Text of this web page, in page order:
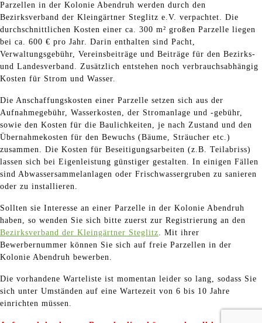
Parzellen in der Kolonie Abendruh werden durch den
Bezirksverband der Kleingärtner Steglitz e.V. verpachtet. Die
durchschnittlichen Kosten einer ca. 300 m² großen Parzelle liegen
bei ca. 600 € pro Jahr. Darin enthalten sind Pacht,
Verwaltungsgebühr, Vereinsbeiträge und Beiträge für den Bezirks-
und Landesverband. Zusätzlich entstehen noch verbrauchsabhängig
Kosten für Strom und Wasser.
Die Anschaffungskosten einer Parzelle setzen sich aus der
Aufnahmegebühr, Wasserkosten, der Stromanlage und -gebühr,
sowie den Kosten für die Baulichkeiten, je nach Zustand und den
Übernahmekosten für den Bewuchs (Bäume, Sträucher etc.)
zusammen. Die Kosten für Beseitigungsarbeiten (z.B. Teilabriss)
lassen sich bei Eigenleistung günstiger gestalten. In einigen Fällen
sind Abwassersammelanlagen oder Frischwassergruben zu sanieren
oder zu installieren.
Sollten sie Interesse an einer Parzelle in der Kolonie Abendruh
haben, so wenden Sie sich bitte zuerst zur Registrierung an den
Bezirksverband der Kleingärtner Steglitz. Mit ihrer
Bewerbernummer können Sie sich auf freie Parzellen in der
Kolonie Abendruh bewerben.
Die vorhandene Warteliste ist momentan leider so lang, sodass Sie
sich unter Umständen auf eine Wartezeit von 6 bis 10 Jahre
einrichten müssen.